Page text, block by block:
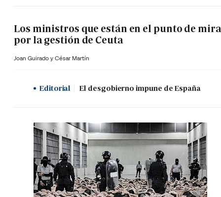
Los ministros que están en el punto de mira
por la gestión de Ceuta
Joan Guirado y César Martín
Editorial El desgobierno impune de España